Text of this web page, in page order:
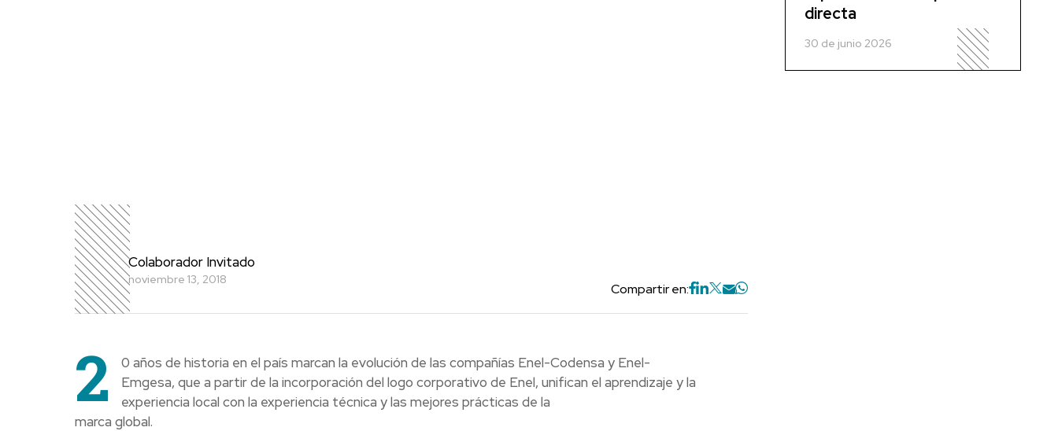
Colaborador Invitado
noviembre 13, 2018
Compartir en:
2
0 años de historia en el país marcan la evolución de las compañías Enel-Codensa y Enel-
Emgesa, que a partir de la incorporación del logo corporativo de Enel, unifican el aprendizaje y la
experiencia local con la experiencia técnica y las mejores prácticas de la
marca global.
directa
30 de junio 2026